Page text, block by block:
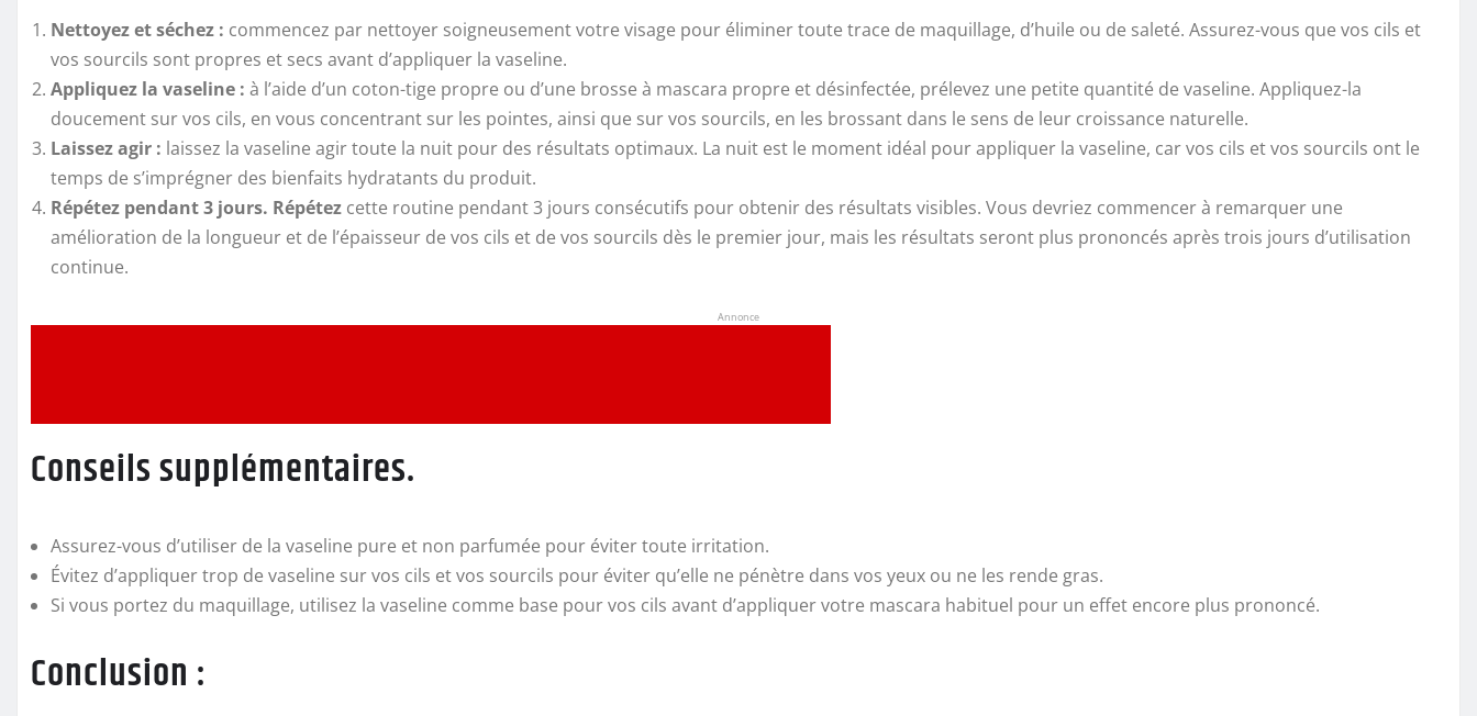
Nettoyez et séchez : commencez par nettoyer soigneusement votre visage pour éliminer toute trace de maquillage, d’huile ou de saleté. Assurez-vous que vos cils et
vos sourcils sont propres et secs avant d’appliquer la vaseline.
Appliquez la vaseline : à l’aide d’un coton-tige propre ou d’une brosse à mascara propre et désinfectée, prélevez une petite quantité de vaseline. Appliquez-la
doucement sur vos cils, en vous concentrant sur les pointes, ainsi que sur vos sourcils, en les brossant dans le sens de leur croissance naturelle.
Laissez agir : laissez la vaseline agir toute la nuit pour des résultats optimaux. La nuit est le moment idéal pour appliquer la vaseline, car vos cils et vos sourcils ont le
temps de s’imprégner des bienfaits hydratants du produit.
Répétez pendant 3 jours. Répétez cette routine pendant 3 jours consécutifs pour obtenir des résultats visibles. Vous devriez commencer à remarquer une
amélioration de la longueur et de l’épaisseur de vos cils et de vos sourcils dès le premier jour, mais les résultats seront plus prononcés après trois jours d’utilisation
continue.
Annonce
Conseils supplémentaires.
Assurez-vous d’utiliser de la vaseline pure et non parfumée pour éviter toute irritation.
Évitez d’appliquer trop de vaseline sur vos cils et vos sourcils pour éviter qu’elle ne pénètre dans vos yeux ou ne les rende gras.
Si vous portez du maquillage, utilisez la vaseline comme base pour vos cils avant d’appliquer votre mascara habituel pour un effet encore plus prononcé.
Conclusion :